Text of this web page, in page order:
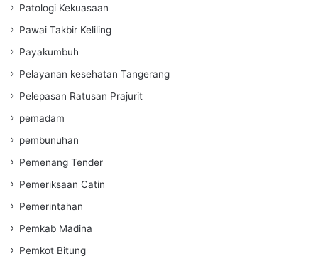
Patologi Kekuasaan
Pawai Takbir Keliling
Payakumbuh
Pelayanan kesehatan Tangerang
Pelepasan Ratusan Prajurit
pemadam
pembunuhan
Pemenang Tender
Pemeriksaan Catin
Pemerintahan
Pemkab Madina
Pemkot Bitung